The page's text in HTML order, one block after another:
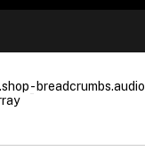
- breadcrumbs.audio